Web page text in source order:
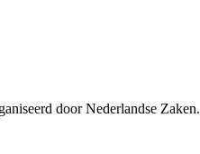
door Nederlandse Zaken.